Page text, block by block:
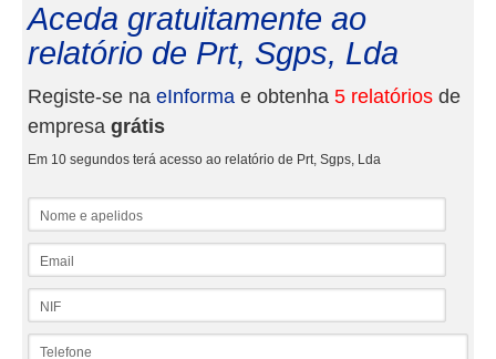
Aceda gratuitamente ao
relatório de Prt, Sgps, Lda
Registe-se na eInforma e obtenha 5 relatórios de
empresa grátis
Em 10 segundos terá acesso ao relatório de Prt, Sgps, Lda